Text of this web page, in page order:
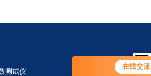
在线交流
测试仪